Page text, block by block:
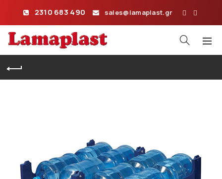
2310 683 490 sales@lamaplast.gr